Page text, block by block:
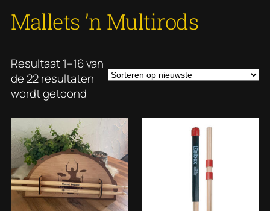
Mallets ’n Multirods
Resultaat 1–16 van
de 22 resultaten
wordt getoond
nieuwste